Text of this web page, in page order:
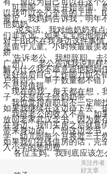
有。原以为自己可以在这个
，可是呢。最近开始苦恼。
以我可以全心全意的上班。
最近。我妈妈告诉我，明年
他奶奶。
      说实话。我对他奶奶有点偏见 再加上他奶奶住的地方离我
们非常远。如果宝宝给他带
对于BB不在我身边这件事
是留守儿童。小时候最最羡
娇。
     告诉老公，我想辞职。去深圳跟他一起带孩子（PS，我在
广州） ，老公告诉我说那
解为什么我不愿意跟他妈妈
很好然后自己工作能力也不
户有四个。单子数量都不错
不是很值得。
    现在的我，每天都在想，我到底要怎么办。是辞职带孩
子。还是孩子给奶奶带。
    我也觉得辞职后不一定能找到比现在更好的公司。可是，
如果我继续在这边待下去。
    我跟老公的收入不高。如果想定居广州的话。孩子肯定要
放回老家武汉念书。因为要
在身边。我们买房之后就算
带来身边的。广州这边念书
学。幼儿园每个月将近三千
如果我们存钱供房的话，完
入小学的赞助费。
各位宝妈。我到底应该怎
关注作者
好文章